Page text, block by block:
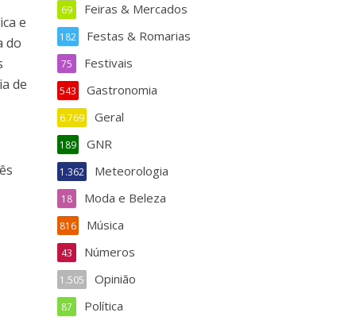
e
do
de
Feiras & Mercados
69
Festas & Romarias
182
Festivais
75
Gastronomia
543
Geral
6.769
GNR
189
Meteorologia
1.362
Moda e Beleza
18
Música
816
Números
43
Opinião
1.505
Política
87